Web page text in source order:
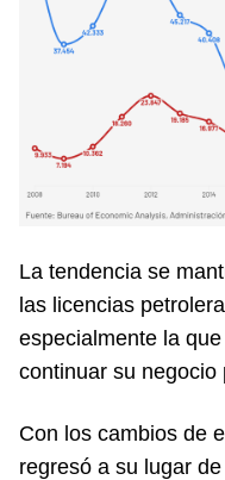
La tendencia se
las licencias
especialmente la
continuar su
Con los cambios de
regresó a su lugar